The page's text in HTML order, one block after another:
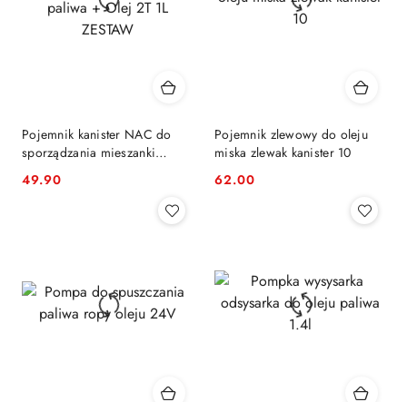
Pojemnik kanister NAC do
sporządzania mieszanki
Cena:
49.90
Pojemnik zlewowy do oleju
miska zlewak kanister 10
Cena:
62.00